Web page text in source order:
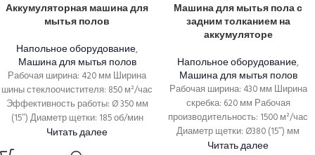
Аккумуляторная машина для
мытья полов
Напольное оборудование,
Машина для мытья полов
Рабочая ширина: 420 мм Ширина
шины стеклоочистителя: 850 м²/час
Эффективность работы: Ø 350 мм
(15″) Диаметр щетки: 185 об/мин
Скорость
Читать далее
Машина для мытья пола с
задним толканием на
аккумуляторе
Напольное оборудование,
Машина для мытья полов
Рабочая ширина: 430 мм Ширина
скребка: 620 мм Рабочая
производительность: 1500 м²/час
Диаметр щетки: Ø380 (15″) мм
Скорость вращения щетки
Читать далее